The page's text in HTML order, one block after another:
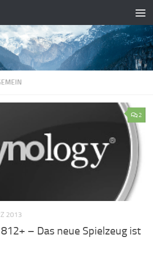
2
2013
– Das neue Spielzeug ist